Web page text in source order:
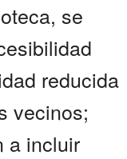
se
reducida
vecinos;
a incluir